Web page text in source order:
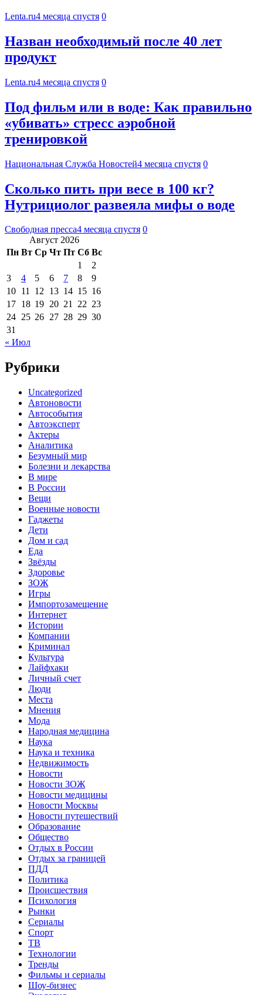
Lenta.ru4 месяца спустя 0
Назван необходимый после 40 лет
продукт
Lenta.ru4 месяца спустя 0
Под фильм или в воде: Как правильно
«убивать» стресс аэробной
тренировкой
Национальная Служба Новостей4 месяца спустя 0
Сколько пить при весе в 100 кг?
Нутрициолог развеяла мифы о воде
Свободная пресса4 месяца спустя 0
Август 2026
Пн Вт Ср Чт Пт Сб Вс
1
2
3
4 5 6 7 8
9
10 11 12 13 14 15 16
17 18 19 20 21 22 23
24 25 26 27 28 29 30
31
« Июл
Рубрики
Uncategorized
Автоновости
Автособытия
Автоэксперт
Актеры
Аналитика
Безумный мир
Болезни и лекарства
В мире
В России
Вещи
Военные новости
Гаджеты
Дети
Дом и сад
Еда
Звёзды
Здоровье
ЗОЖ
Игры
Импортозамещение
Интернет
Истории
Компании
Криминал
Культура
Лайфхаки
Личный счет
Люди
Места
Мнения
Мода
Народная медицина
Наука
Наука и техника
Недвижимость
Новости
Новости ЗОЖ
Новости медицины
Новости Москвы
Новости путешествий
Образование
Общество
Отдых в России
Отдых за границей
ПДД
Политика
Происшествия
Психология
Рынки
Сериалы
Спорт
ТВ
Технологии
Тренды
Фильмы и сериалы
Шоу-бизнес